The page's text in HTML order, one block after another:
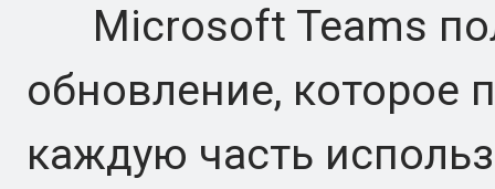
Microsoft Teams
обновление, которое
каждую часть